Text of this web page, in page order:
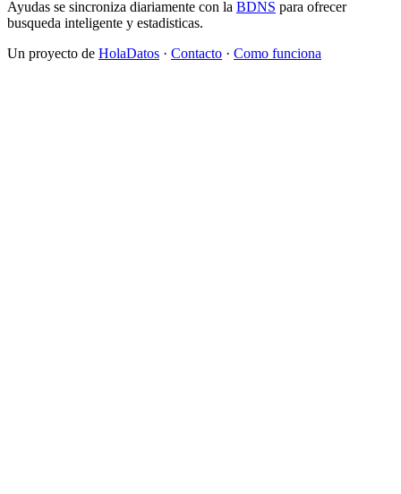
Ayudas se sincroniza diariamente con la BDNS para ofrecer
busqueda inteligente y estadisticas.
Un proyecto de HolaDatos · Contacto · Como funciona